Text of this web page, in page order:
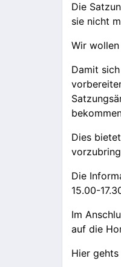
Die
sie nicht
Wir
Damit
Dies
Die
15.00-
Im
auf die
Hier gehts